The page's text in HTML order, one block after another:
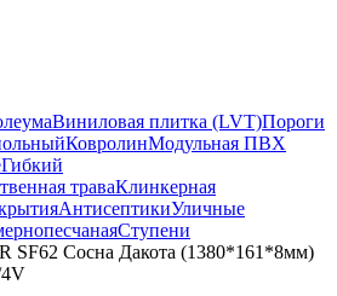
Виниловая плитка (LVT)Пороги
КовролинМодульная ПВХ
Гибкий
траваКлинкерная
АнтисептикиУличные
Ступени
SF62 Сосна Дакота (1380*161*8мм)